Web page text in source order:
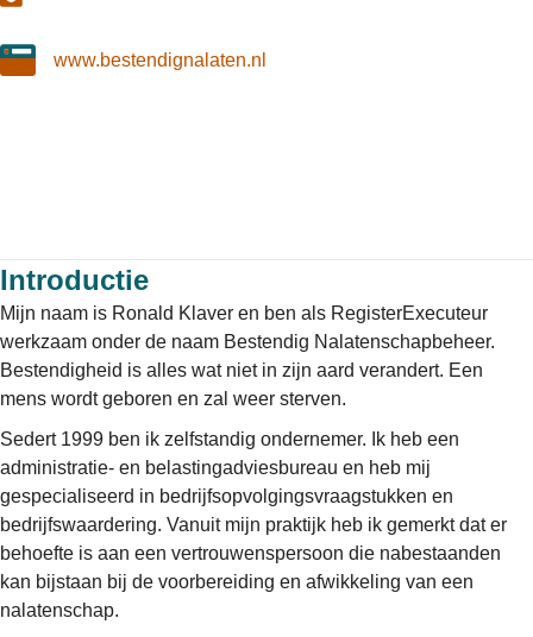
www.bestendignalaten.nl
Introductie
Mijn naam is Ronald Klaver en ben als RegisterExecuteur
werkzaam onder de naam Bestendig Nalatenschapbeheer.
Bestendigheid is alles wat niet in zijn aard verandert. Een
mens wordt geboren en zal weer sterven.
Sedert 1999 ben ik zelfstandig ondernemer. Ik heb een
administratie- en belastingadviesbureau en heb mij
gespecialiseerd in bedrijfsopvolgingsvraagstukken en
bedrijfswaardering. Vanuit mijn praktijk heb ik gemerkt dat er
behoefte is aan een vertrouwenspersoon die nabestaanden
kan bijstaan bij de voorbereiding en afwikkeling van een
nalatenschap.